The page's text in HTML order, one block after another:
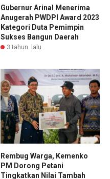
Gubernur Arinal Menerima
Anugerah PWDPI Award 2023
Kategori Duta Pemimpin
Sukses Bangun Daerah
3 tahun lalu
‎Rembug Warga, Kemenko
PM Dorong Petani
Tingkatkan Nilai Tambah